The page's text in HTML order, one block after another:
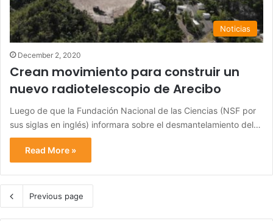
Noticias
December 2, 2020
Crean movimiento para construir un
nuevo radiotelescopio de Arecibo
Luego de que la Fundación Nacional de las Ciencias (NSF por
sus siglas en inglés) informara sobre el desmantelamiento del…
Read More »
Previous page